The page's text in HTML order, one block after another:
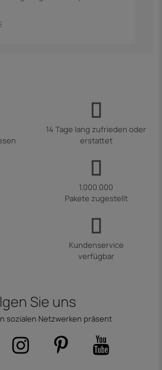
14 Tage lang zufrieden oder
erstattet
1.000.000
Pakete zugestellt
Kundenservice
verfügbar
Sie uns
sozialen Netzwerken präsent